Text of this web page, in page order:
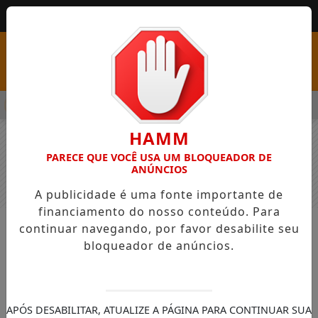
COM VAGAS EM SEIS FUNÇÕES E SALÁRIOS QUE CHEGAM
NOTÍCIAS GERAL
Prefeitura desenvolve projeto “Meio
HAMM
PARECE QUE VOCÊ USA UM BLOQUEADOR DE
ANÚNCIOS
A publicidade é uma fonte importante de
financiamento do nosso conteúdo. Para
continuar navegando, por favor desabilite seu
bloqueador de anúncios.
APÓS DESABILITAR, ATUALIZE A PÁGINA PARA CONTINUAR SUA